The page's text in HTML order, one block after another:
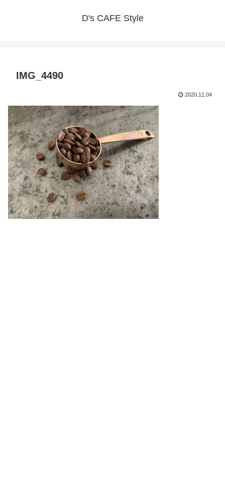
D's CAFE Style
IMG_4490
2020.11.04